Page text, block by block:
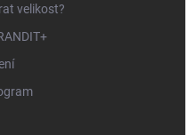
velikost?